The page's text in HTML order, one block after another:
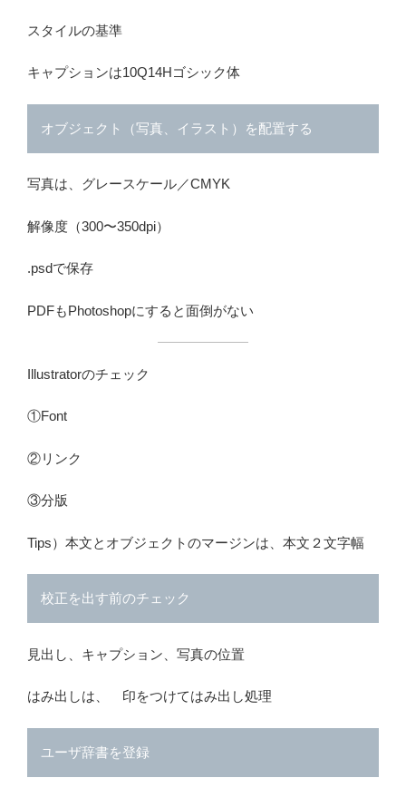
スタイルの基準
キャプションは10Q14Hゴシック体
オブジェクト（写真、イラスト）を配置する
写真は、グレースケール／CMYK
解像度（300〜350dpi）
.psdで保存
PDFもPhotoshopにすると面倒がない
Illustratorのチェック
①Font
②リンク
③分版
Tips）本文とオブジェクトのマージンは、本文２文字幅
校正を出す前のチェック
見出し、キャプション、写真の位置
はみ出しは、 印をつけてはみ出し処理
ユーザ辞書を登録